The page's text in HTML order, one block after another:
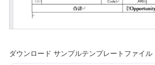
ダウンロード サンプルテンプレートファイル